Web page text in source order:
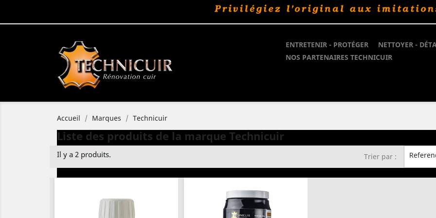
ENTRETENIR - PROTÉGER NETTOYER -
NOS PARTENAIRES TECHNICUIR
Accueil Marques Technicuir
Liste des produits de la marque Technicuir
Il y a 2 produits. Trier par :